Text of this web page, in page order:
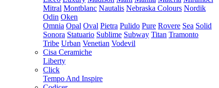
Mitral Montblanc Nautalis Nebraska Colours Nordik
Odin Oken
Omnia Opal Oval Pietra Pulido Pure Rovere Sea Solid
Sonora Statuario Sublime Subway Titan Tramonto
Tribe Urban Venetian Vodevil
Cisa Ceramiche
Liberty
Click
Tempo And Inspire